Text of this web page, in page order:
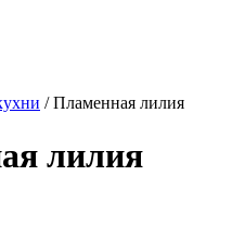
/ Пламенная лилия
лилия